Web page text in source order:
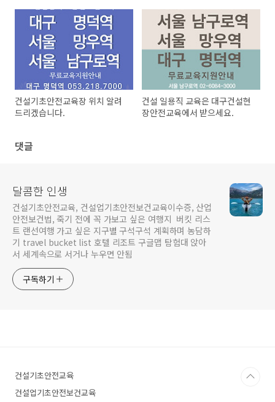
건설기초안전교육장 위치 알려
드리겠습니다.
건설 일용직 교육은 대구건설현
장안전교육에서 받으세요.
댓글
달콤한 인생
건설기초안전교육, 건설업기초안전보건교육이수증, 산업
안전보건법, 죽기 전에 꼭 가보고 싶은 여행지 버킷 리스
트 랜선여행 가고 싶은 지구별 구석구석 계획하며 농담하
기 travel bucket list 호텔 리조트 구글맵 탐험대 앉아
서 세계속으로 서거나 누우면 안됨
구독하기
건설기초안전교육
건설업기초안전보건교육